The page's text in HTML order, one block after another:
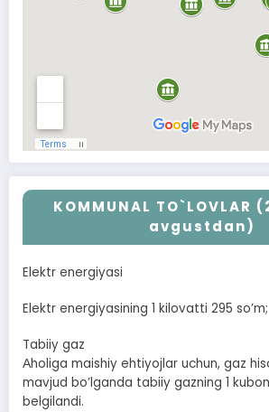
KOMMUNAL TO`LOVLAR
avgustdan)
Elektr energiyasi
Elektr energiyasining 1 kilovatti 295 soʼm;
Tabiiy gaz
Аholiga maishiy ehtiyojlar uchun, gaz
mavjud boʼlganda tabiiy gazning 1
belgilandi.